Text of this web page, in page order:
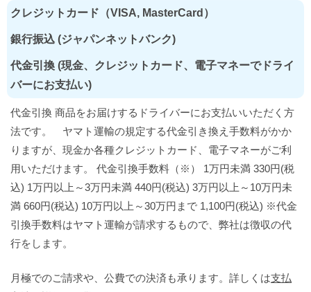
クレジットカード（VISA, MasterCard）
銀行振込 (ジャパンネットバンク)
代金引換 (現金、クレジットカード、電子マネーでドライ
バーにお支払い)
代金引換 商品をお届けするドライバーにお支払いいただく方
法です。 ヤマト運輸の規定する代金引き換え手数料がかか
りますが、現金か各種クレジットカード、電子マネーがご利
用いただけます。 代金引換手数料（※） 1万円未満 330円(税
込) 1万円以上～3万円未満 440円(税込) 3万円以上～10万円未
満 660円(税込) 10万円以上～30万円まで 1,100円(税込) ※代金
引換手数料はヤマト運輸が請求するもので、弊社は徴収の代
行をします。
月極でのご請求や、公費での決済も承ります。詳しくは支払